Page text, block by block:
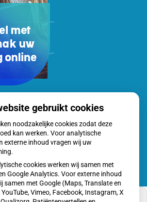
met
uw
online
gebruikt cookies
noodzakelijke cookies zodat deze
kan werken. Voor analytische
externe inhoud vragen wij uw
cookies werken wij samen met
Google Analytics. Voor externe inhoud
samen met Google (Maps, Translate en
YouTube, Vimeo, Facebook, Instagram, X